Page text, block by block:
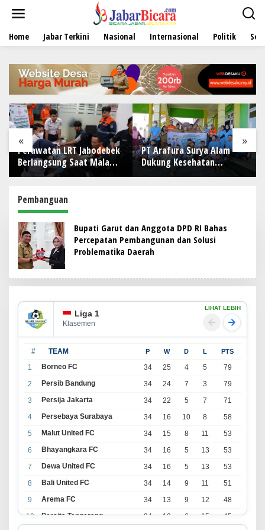
t
Home Jabar Terkini Nasional Internasional Politik
« »
Perawatan LRT Jabodebek
Berlangsung Saat Malam,
Tim Kesehatan Jaga
PT Arafura Surya Alam
Dukung Kesehatan
Masyarakat Lewat
Pembanguan
‎Bupati Garut dan Anggota DPD RI Bahas
Percepatan Pembangunan dan Solusi
Problematika Daerah
Liga 1
Klasemen
LIHAT LEBIH
# TEAM P W D L PTS
1 Borneo FC 34 25 4 5
79
2
Persib Bandung 34 24 7 3
79
3
Persija Jakarta 34 22 5 7
71
4
Persebaya Surabaya 34 16 10 8
58
5
Malut United FC 34 15 8 11
53
6
Bhayangkara FC 34 16 5 13
53
7
Dewa United FC 34 16 5 13
53
8
Bali United FC 34 14 9 11
51
9
Arema FC 34 13 9 12
48
10
Persita Tangerang 34 13 6 15
45